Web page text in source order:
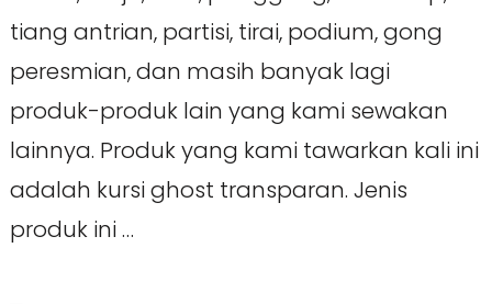
tiang antrian, partisi, tirai, podium, gong
peresmian, dan masih banyak lagi
produk-produk lain yang kami sewakan
lainnya. Produk yang kami tawarkan kali ini
adalah kursi ghost transparan. Jenis
produk ini …